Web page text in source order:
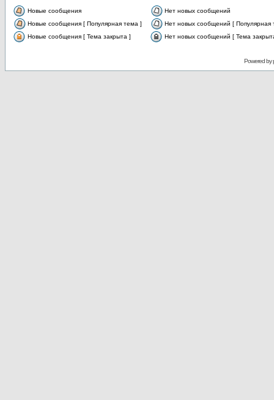
Новые сообщения
Нет новых сообщений
Новые сообщения [ Популярная тема ]
Нет новых сообщений [ Популярная
Новые сообщения [ Тема закрыта ]
Нет новых сообщений [ Тема
Powered by